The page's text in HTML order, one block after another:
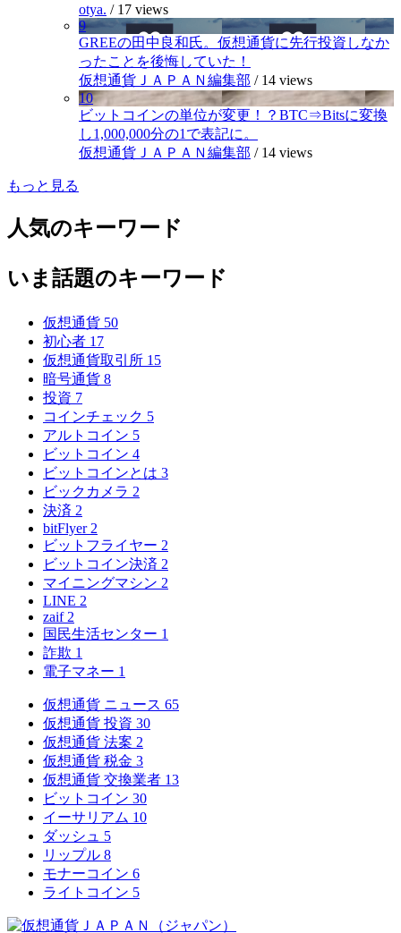
otya. / 17 views
9
GREEの田中良和氏。仮想通貨に先行投資しなか
ったことを後悔していた！
仮想通貨ＪＡＰＡＮ編集部 / 14 views
10
ビットコインの単位が変更！？BTC⇒Bitsに変換
し1,000,000分の1で表記に。
仮想通貨ＪＡＰＡＮ編集部 / 14 views
もっと見る
人気のキーワード
いま話題のキーワード
仮想通貨 50
初心者 17
仮想通貨取引所 15
暗号通貨 8
投資 7
コインチェック 5
アルトコイン 5
ビットコイン 4
ビットコインとは 3
ビックカメラ 2
決済 2
bitFlyer 2
ビットフライヤー 2
ビットコイン決済 2
マイニングマシン 2
LINE 2
zaif 2
国民生活センター 1
詐欺 1
電子マネー 1
仮想通貨 ニュース 65
仮想通貨 投資 30
仮想通貨 法案 2
仮想通貨 税金 3
仮想通貨 交換業者 13
ビットコイン 30
イーサリアム 10
ダッシュ 5
リップル 8
モナーコイン 6
ライトコイン 5